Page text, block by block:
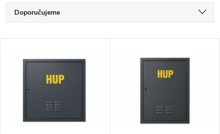
Ř
a
Doporučujeme
Abecedně